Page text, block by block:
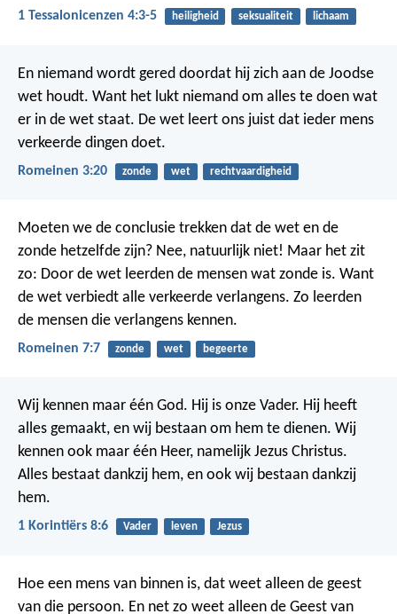
1 Tessalonicenzen 4:3-5 heiligheid seksualiteit lichaam
En niemand wordt gered doordat hij zich aan de Joodse
wet houdt. Want het lukt niemand om alles te doen wat
er in de wet staat. De wet leert ons juist dat ieder mens
verkeerde dingen doet.
Romeinen 3:20 zonde wet rechtvaardigheid
Moeten we de conclusie trekken dat de wet en de
zonde hetzelfde zijn? Nee, natuurlijk niet! Maar het zit
zo: Door de wet leerden de mensen wat zonde is. Want
de wet verbiedt alle verkeerde verlangens. Zo leerden
de mensen die verlangens kennen.
Romeinen 7:7 zonde wet begeerte
Wij kennen maar één God. Hij is onze Vader. Hij heeft
alles gemaakt, en wij bestaan om hem te dienen. Wij
kennen ook maar één Heer, namelijk Jezus Christus.
Alles bestaat dankzij hem, en ook wij bestaan dankzij
hem.
1 Korintiërs 8:6 Vader leven Jezus
Hoe een mens van binnen is, dat weet alleen de geest
van die persoon. En net zo weet alleen de Geest van